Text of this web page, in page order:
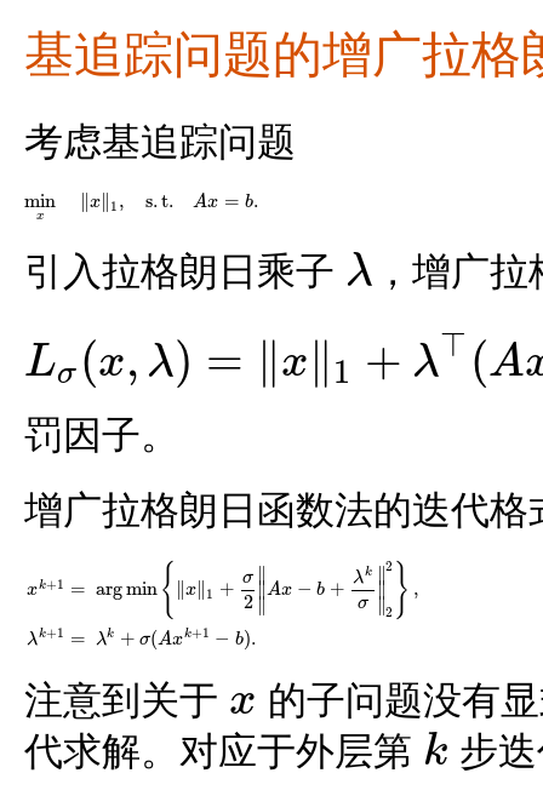
基追踪问题的增广拉格
考虑基追踪问题
min
x
x∥ 1 , s. t. Ax = b.
minx ,s . A b.
引入拉格朗日乘子 λ
λ ，增广
Lσ (x, λ) = x 1 + λ⊤ (A
Lσ(x ,λ)= ‖ ‖1+ λ⊤ Ax− b) σ2‖Ax 2,
罚因子。
增广拉格朗日函数法的迭代格
xk+1 =
λk+1 =
argmin { ∥x 1 +
σ
2 ∥
∥Ax − b +
λk
σ
∥
∥
∥
2
2 } ,
λk + σ(Axk+1 − b).
min{ ‖ x kσ ‖ +σ Ax
注意到关于 x
x
的子问题没有
代求解。对应于外层第 k
k 步